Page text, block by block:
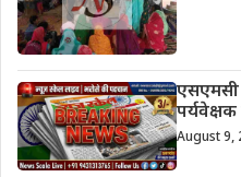
एसएमसी
August 9,